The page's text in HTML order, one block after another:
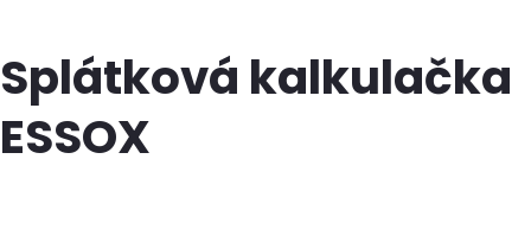
Splátková kalkulačka
ESSOX